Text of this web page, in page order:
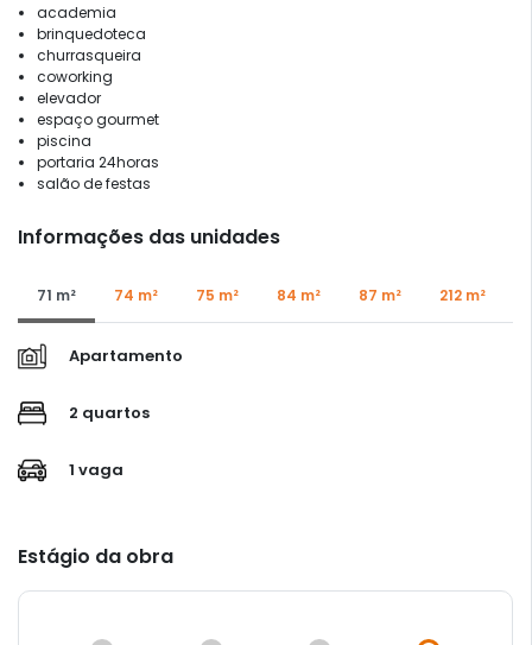
academia
brinquedoteca
churrasqueira
coworking
elevador
espaço gourmet
piscina
portaria 24horas
salão de festas
Informações das unidades
71 m² 74 m² 75 m² 84 m² 87 m² 212 m²
Apartamento
2 quartos
1 vaga
Estágio da obra